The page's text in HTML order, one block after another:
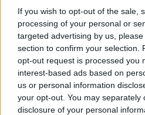
If you wish to opt-out of the sale,
processing of your personal or
targeted advertising by us,
section to confirm your selection.
opt-out request is processed you
interest-based ads based on
us or personal information
your opt-out. You may separately
disclosure of your personal
και στουςΛευκορώσους
δήλωσε ο εκπρόσωπος
Ντμίτρι Πεσκόφσήμερα
στο πρώτο δημόσιο
Μόσχα για το
σημειώθηκε γύρω στις
ώρα (09:00 ώρα